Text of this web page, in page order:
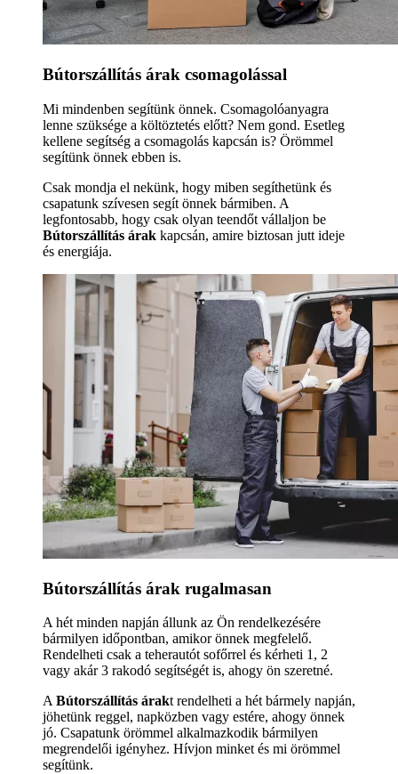
Bútorszállítás árak csomagolással
Mi mindenben segítünk önnek. Csomagolóanyagra
lenne szüksége a költöztetés előtt? Nem gond. Esetleg
kellene segítség a csomagolás kapcsán is? Örömmel
segítünk önnek ebben is.
Csak mondja el nekünk, hogy miben segíthetünk és
csapatunk szívesen segít önnek bármiben. A
legfontosabb, hogy csak olyan teendőt vállaljon be
Bútorszállítás árak kapcsán, amire biztosan jutt ideje
és energiája.
Bútorszállítás árak rugalmasan
A hét minden napján állunk az Ön rendelkezésére
bármilyen időpontban, amikor önnek megfelelő.
Rendelheti csak a teherautót sofőrrel és kérheti 1, 2
vagy akár 3 rakodó segítségét is, ahogy ön szeretné.
A Bútorszállítás árakt rendelheti a hét bármely napján,
jöhetünk reggel, napközben vagy estére, ahogy önnek
jó. Csapatunk örömmel alkalmazkodik bármilyen
megrendelői igényhez. Hívjon minket és mi örömmel
segítünk.